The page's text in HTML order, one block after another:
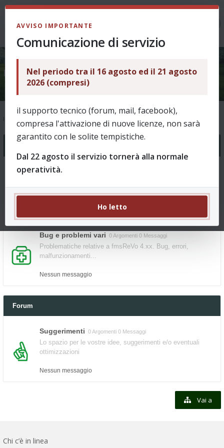
Supporto
Indice
Come funziona?
08/08/2026, 12:49
Bug e problemi vari 0 Argomenti 0 Messaggi
Problematiche relative a fmsReVo 4.xx. Bug, errori,
malfunzionamenti...
Nessun messaggio
Forum
Suggerimenti 0 Argomenti 0 Messaggi
Lo spazio per le vostre idee, suggerimenti e/o eventuali
ottimizzazioni
Nessun messaggio
Vai a
Chi c’è in linea
AVVISO IMPORTANTE
Comunicazione di servizio
Nel periodo tra il 16 agosto ed il 21 agosto
2026 (compresi)
il supporto tecnico (forum, mail, facebook),
compresa l'attivazione di nuove licenze, non sarà
garantito con le solite tempistiche.
Dal 22 agosto il servizio tornerà alla normale
operatività.
Ho letto